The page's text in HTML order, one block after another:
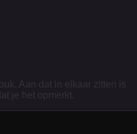
Aan dat in elkaar zitten is
je het opmerkt.